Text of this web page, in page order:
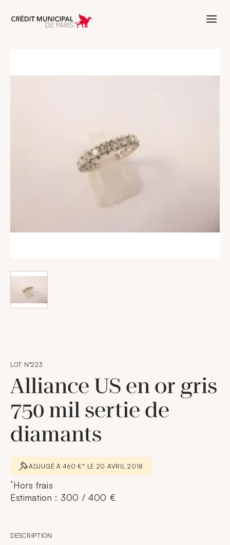
Aller à l'accueil de Crédit Municipal
LOT N°223
Alliance US en or gris
750 mil sertie de
diamants
ADJUGÉ À 460 €* LE 20 AVRIL 2018
*Hors frais
Estimation : 300 / 400 €
DESCRIPTION